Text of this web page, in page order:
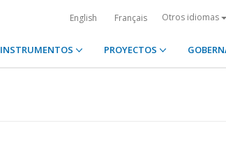
English Français Otros idiomas
INSTRUMENTOS PROYECTOS